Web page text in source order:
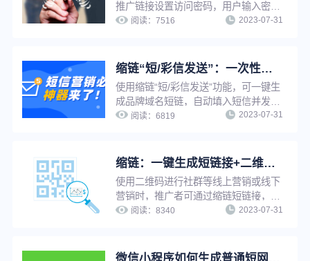
推广链接设置访问密码，用户输入密码
后方可访问，实现特定内容向特定用户
阅读：7516 2023-07-31
缩链“短/彩信发送”：一次性解决短信营销效率低、成本高、转化效果差
使用缩链“短/彩信发送”功能，可一键生
成品牌域名短链，自动填入短信并发
送，无需多平台切换，有效提升工作效
提供完整的数据分析线路，并且对接了
大量优质短信服务商，可有效解决营销
短信成本高、被拦截、转化差等问题。
阅读：6819 2023-07-31
缩链：一键生成短链接+二维码，支持修改原链接，换链不换码
使用二维码进行社群等线上营销或线下
营销时，推广者可通过缩链短链接，将
长链接一键缩短的同时生成对应二维
并提升工作效率。
阅读：8340 2023-07-31